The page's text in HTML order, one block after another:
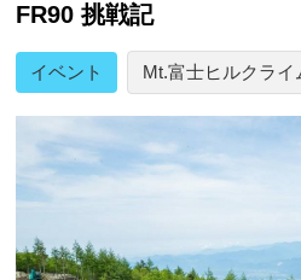
FR90 挑戦記
イベント Mt.富士ヒルクライ